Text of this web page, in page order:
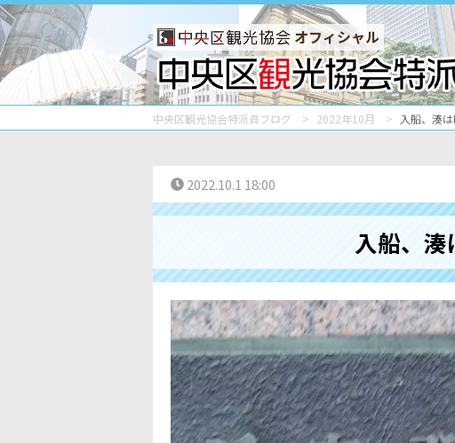
オフィシャル
中央区観光協会特派員ブログ 2022年10月 入船、湊
2022.10.1 18:00
入船、